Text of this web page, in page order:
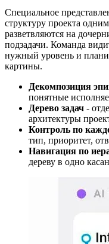
Специальное
структуру проекта
разветвляются на
подзадачи. Команда
нужный уровень и
картины.
Декомпозиция
понятные
Дерево задач -
архитектуры
Контроль по
тип, приоритет,
Навигация по
дереву в одно